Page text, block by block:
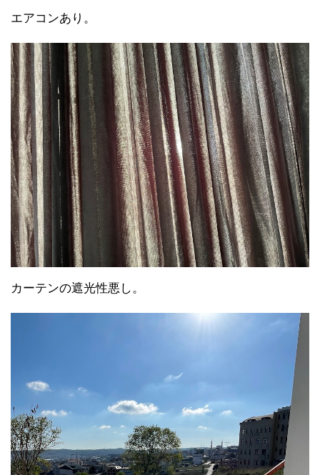
エアコンあり。
カーテンの遮光性悪し。